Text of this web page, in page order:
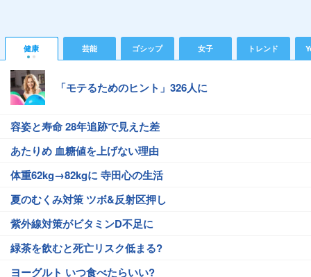
健康 芸能 ゴシップ 女子 トレンド
「モテるためのヒント」326人に
容姿と寿命 28年追跡で見えた差
あたりめ 血糖値を上げない理由
体重62kg→82kgに 寺田心の生活
夏のむくみ対策 ツボ&反射区押し
紫外線対策がビタミンD不足に
緑茶を飲むと死亡リスク低まる?
ヨーグルト いつ食べたらいい?